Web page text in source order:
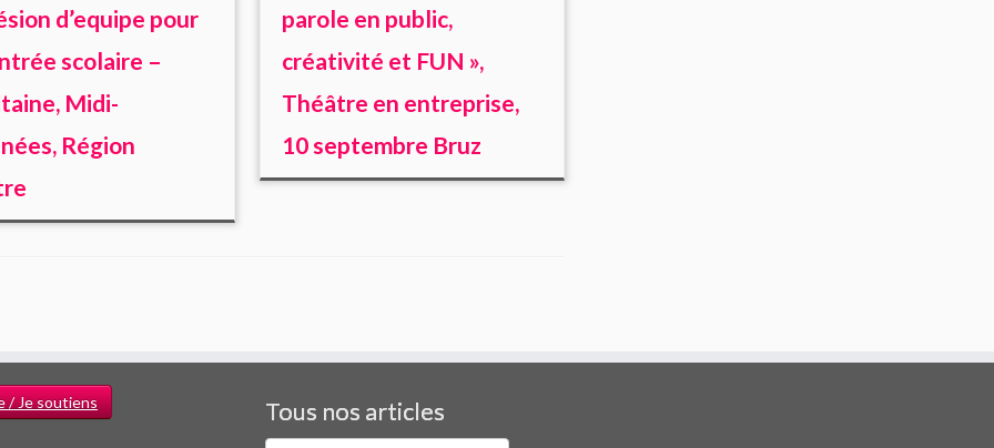
d’equipe pour
scolaire –
Midi-
Région
parole en public,
créativité et FUN »,
Théâtre en entreprise,
10 septembre Bruz
/ Je soutiens Tous nos articles